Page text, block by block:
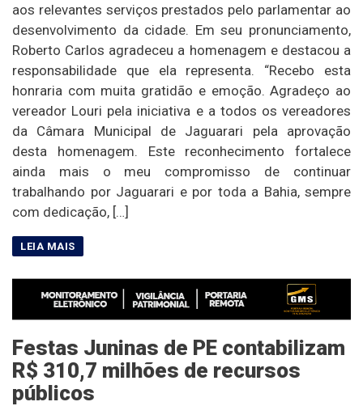
aos relevantes serviços prestados pelo parlamentar ao
desenvolvimento da cidade. Em seu pronunciamento,
Roberto Carlos agradeceu a homenagem e destacou a
responsabilidade que ela representa. “Recebo esta
honraria com muita gratidão e emoção. Agradeço ao
vereador Louri pela iniciativa e a todos os vereadores
da Câmara Municipal de Jaguarari pela aprovação
desta homenagem. Este reconhecimento fortalece
ainda mais o meu compromisso de continuar
trabalhando por Jaguarari e por toda a Bahia, sempre
com dedicação, […]
Festas Juninas de PE contabilizam
R$ 310,7 milhões de recursos
públicos